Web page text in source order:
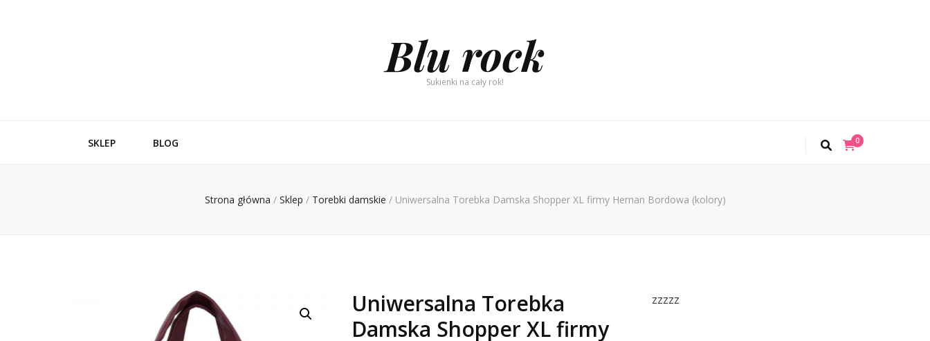
Blu rock
Sukienki na cały rok!
SKLEP BLOG 0
Strona główna / Sklep / Torebki damskie / Uniwersalna Torebka Damska Shopper XL firmy Hernan Bordowa (kolory)
Uniwersalna Torebka
Damska Shopper XL firmy
zzzzz